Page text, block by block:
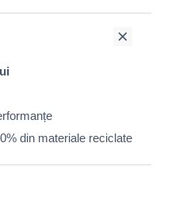
din materiale reciclate